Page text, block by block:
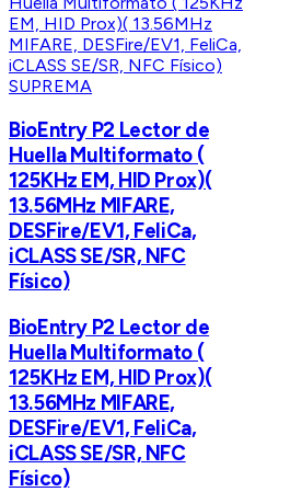
SUPREMA
BioEntry P2 Lector de
Huella Multiformato (
125KHz EM, HID Prox)(
13.56MHz MIFARE,
DESFire/EV1, FeliCa,
iCLASS SE/SR, NFC
Físico)
BioEntry P2 Lector de
Huella Multiformato (
125KHz EM, HID Prox)(
13.56MHz MIFARE,
DESFire/EV1, FeliCa,
iCLASS SE/SR, NFC
Físico)